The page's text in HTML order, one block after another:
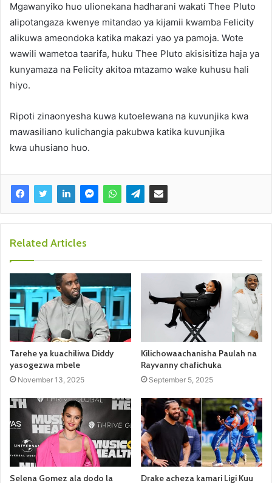
Mgawanyiko huo ulionekana hadharani wakati Thee Pluto
alipotangaza kwenye mitandao ya kijamii kwamba Felicity
alikuwa ameondoka katika makazi yao ya pamoja. Wote
wawili wametoa taarifa, huku Thee Pluto akisisitiza haja ya
kunyamaza na Felicity akitoa mtazamo wake kuhusu hali
hiyo.
Ripoti zinaonyesha kuwa kutoelewana na kuvunjika kwa
mawasiliano kulichangia pakubwa katika kuvunjika
kwa uhusiano huo.
Related Articles
Tarehe ya kuachiliwa Diddy
yasogezwa mbele
November 13, 2025
Kilichowaachanisha Paulah na
Rayvanny chafichuka
September 5, 2025
Selena Gomez ala dodo la
Drake acheza kamari Ligi Kuu